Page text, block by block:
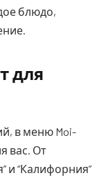
блюдо,
для
в меню Moi-
вас. От
и “Калифорния”